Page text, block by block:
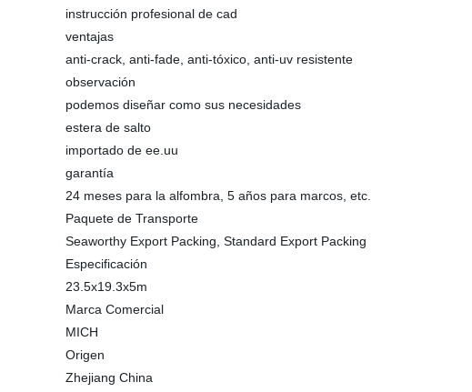
instrucción profesional de cad
ventajas
anti-crack, anti-fade, anti-tóxico, anti-uv resistente
observación
podemos diseñar como sus necesidades
estera de salto
importado de ee.uu
garantía
24 meses para la alfombra, 5 años para marcos, etc.
Paquete de Transporte
Seaworthy Export Packing, Standard Export Packing
Especificación
23.5x19.3x5m
Marca Comercial
MICH
Origen
Zhejiang China